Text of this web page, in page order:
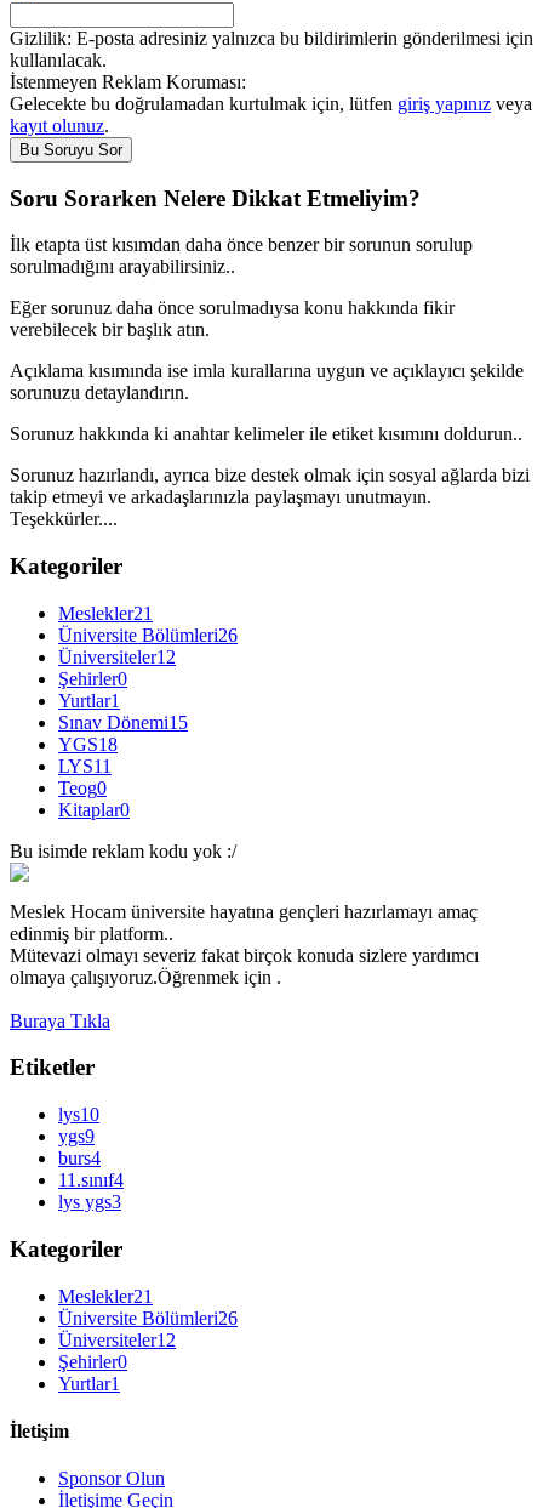
Gizlilik: E-posta adresiniz yalnızca bu bildirimlerin gönderilmesi için
kullanılacak.
İstenmeyen Reklam Koruması:
Gelecekte bu doğrulamadan kurtulmak için, lütfen giriş yapınız veya
kayıt olunuz.
Soru Sorarken Nelere Dikkat Etmeliyim?
İlk etapta üst kısımdan daha önce benzer bir sorunun sorulup
sorulmadığını arayabilirsiniz..
Eğer sorunuz daha önce sorulmadıysa konu hakkında fikir
verebilecek bir başlık atın.
Açıklama kısımında ise imla kurallarına uygun ve açıklayıcı şekilde
sorunuzu detaylandırın.
Sorunuz hakkında ki anahtar kelimeler ile etiket kısımını doldurun..
Sorunuz hazırlandı, ayrıca bize destek olmak için sosyal ağlarda bizi
takip etmeyi ve arkadaşlarınızla paylaşmayı unutmayın.
Teşekkürler....
Kategoriler
Meslekler21
Üniversite Bölümleri26
Üniversiteler12
Şehirler0
Yurtlar1
Sınav Dönemi15
YGS18
LYS11
Teog0
Kitaplar0
Bu isimde reklam kodu yok :/
Meslek Hocam üniversite hayatına gençleri hazırlamayı amaç
edinmiş bir platform..
Mütevazi olmayı severiz fakat birçok konuda sizlere yardımcı
olmaya çalışıyoruz.Öğrenmek için .
Buraya Tıkla
Etiketler
lys10
ygs9
burs4
11.sınıf4
lys ygs3
Kategoriler
Meslekler21
Üniversite Bölümleri26
Üniversiteler12
Şehirler0
Yurtlar1
İletişim
Sponsor Olun
İletişime Geçin